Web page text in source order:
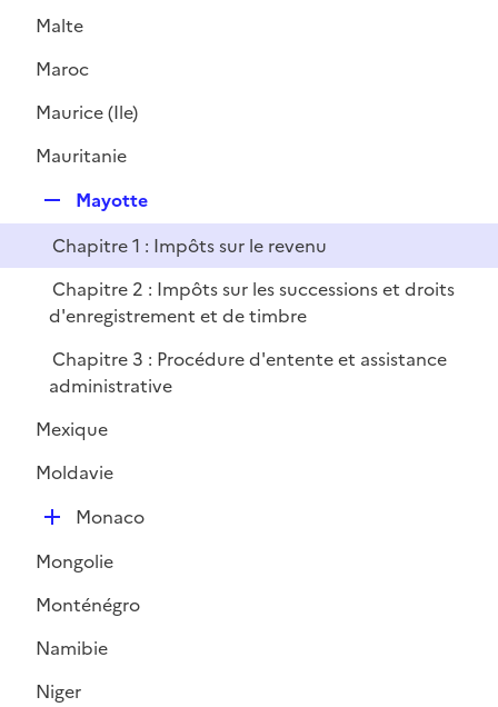
Malte
Maroc
Maurice (Ile)
Mauritanie
e
p
l
r
Mayotte
Chapitre 1 : Impôts sur le revenu
Chapitre 2 : Impôts sur les successions et droits
d'enregistrement et de timbre
Chapitre 3 : Procédure d'entente et assistance
administrative
Mexique
Moldavie
D
p
l
e
Monaco
Mongolie
Monténégro
Namibie
Niger